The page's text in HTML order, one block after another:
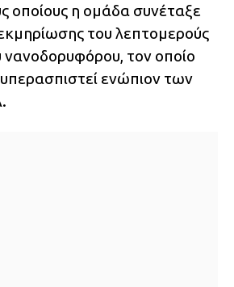
οποίους η ομάδα συνέταξε
του λεπτομερούς
νανοδορυφόρου, τον οποίο
ενώπιον των